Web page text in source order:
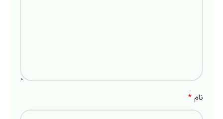
نام *